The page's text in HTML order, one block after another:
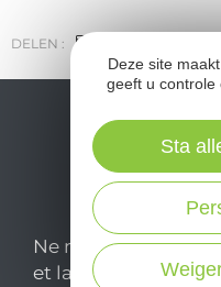
DELEN :
Ne manquez pas
et laissez-vous
Deze site
geeft u controle
Sta